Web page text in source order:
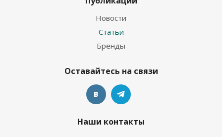
Новости
Статьи
Бренды
Оставайтесь на связи
Наши контакты